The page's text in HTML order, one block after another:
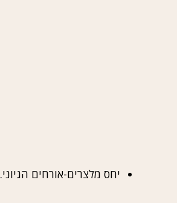
יחס מלצרים-אורחים הגיוני.